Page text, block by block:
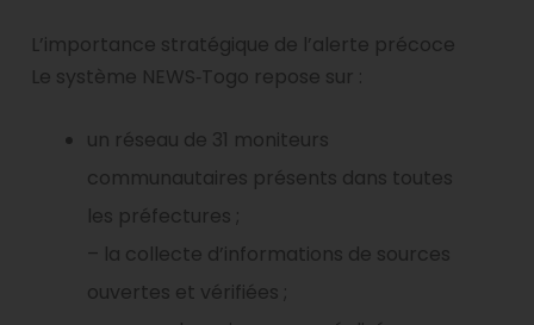
L’importance stratégique de l’alerte précoce
Le système NEWS‑Togo repose sur :
un réseau de 31 moniteurs
communautaires présents dans toutes
les préfectures ;
– la collecte d’informations de sources
ouvertes et vérifiées ;